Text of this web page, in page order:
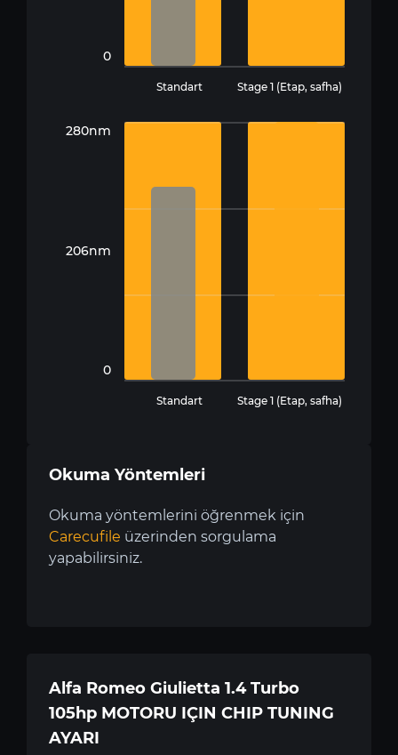
0
Standart Stage 1 (Etap, safha)
280nm
206nm
0
Standart Stage 1 (Etap, safha)
Okuma Yöntemleri
Okuma yöntemlerini öğrenmek için
Carecufile üzerinden sorgulama
yapabilirsiniz.
Alfa Romeo Giulietta 1.4 Turbo
105hp MOTORU IÇIN CHIP TUNING
AYARI